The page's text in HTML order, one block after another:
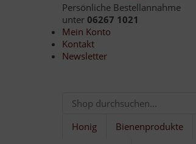
Persönliche Bestellannahme
unter 06267 1021
Mein Konto
Kontakt
Newsletter
Honig Bienenprodukte